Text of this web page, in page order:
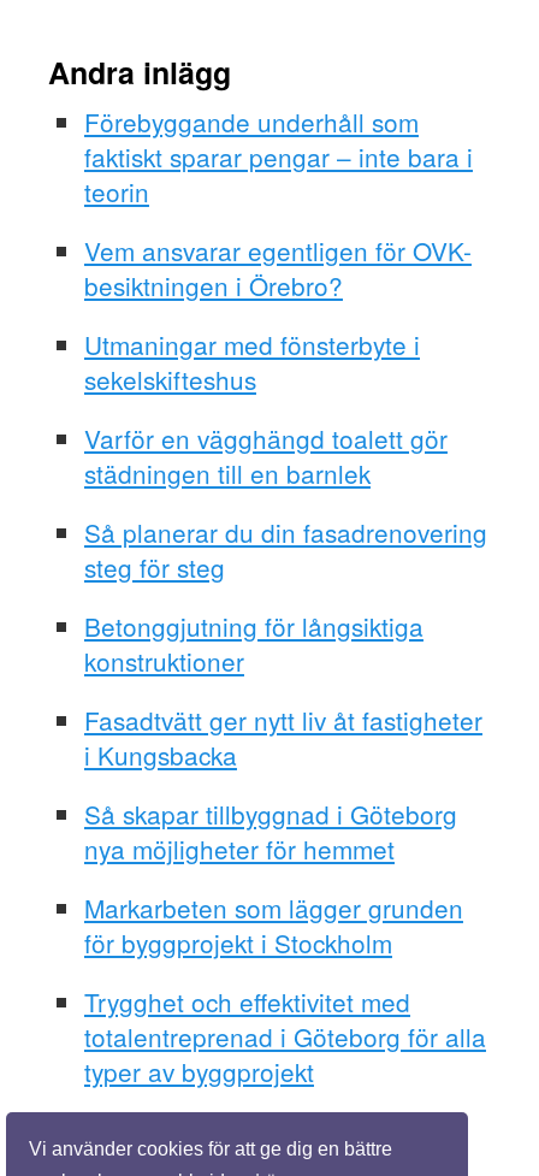
Vi använder cookies för att ge dig en bättre
Andra inlägg
Förebyggande underhåll som
faktiskt sparar pengar – inte bara i
teorin
Vem ansvarar egentligen för OVK-
besiktningen i Örebro?
Utmaningar med fönsterbyte i
sekelskifteshus
Varför en vägghängd toalett gör
städningen till en barnlek
Så planerar du din fasadrenovering
steg för steg
Betonggjutning för långsiktiga
konstruktioner
Fasadtvätt ger nytt liv åt fastigheter
i Kungsbacka
Så skapar tillbyggnad i Göteborg
nya möjligheter för hemmet
Markarbeten som lägger grunden
för byggprojekt i Stockholm
Trygghet och effektivitet med
totalentreprenad i Göteborg för alla
typer av byggprojekt